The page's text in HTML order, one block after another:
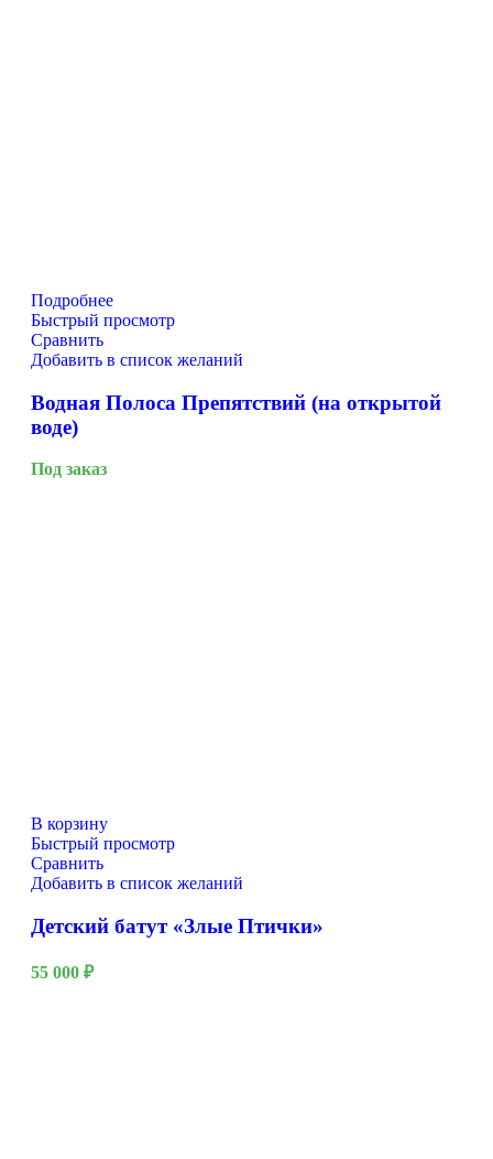
Подробнее
Быстрый просмотр
Сравнить
Добавить в список желаний
Водная Полоса Препятствий (на открытой
воде)
Под заказ
В корзину
Быстрый просмотр
Сравнить
Добавить в список желаний
Детский батут «Злые Птички»
55 000 ₽